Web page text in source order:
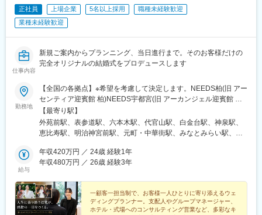
変更の範囲：会社の定める業務
ントを行います。
◆スタッフの採用・教育
各部署から状況をヒアリングし、必要に応じて採用活動を実施し
ていただきます。求人の媒体選定から取材対応まで幅広く手がけ
ます。また教育スケジュールに基づき、採用の進捗管理や育成も
担って頂きます。
◆イベントの企画や実施のサポート
アドバイスを行ないます。「キッズプロジェクト」
「FunFenFant」など結婚式だけでなく、市場のトレンドをふまえ
て自ら意見を出すことも。
◆経営企画・マーケティング
地域特性に関するマーケティング調査を行い、その特性を反映し
解し、お客様の指向性や価値観に合わせた戦略策定をすることが
重要です。
●当社の魅力
・一顧客一担当制：お客様の想いを「かたち」にする為、新規接
客から当日の進行、装飾のテーマ、料理やサービスまで1人のウェ
正社員 上場企業 5名以上採用
職種未経験歓迎
業種未経験歓迎
仕事内容
新規ご案内からプランニング、当日進行まで。そのお客様だけの
完全オリジナルの結婚式をプロデュースします
勤務地
【全国の各拠点】※希望を考慮して決定します。NEEDS柏(旧 アー
センティア迎賓館 柏)NEEDS宇都宮(旧 アーカンジェル迎賓館 宇
都宮)NEEDS仙台(旧 アーカンジェル迎賓館 仙台)NEEDS新潟(旧
アーククラブ迎賓館 新潟)NEEDS郡山(旧 アーククラブ迎賓館 郡
山)NEEDS千葉みなと(旧 ベイサイドパーク迎賓館 千葉みな
アーセンティア迎賓館 高崎)NEEDS大宮(旧 アーヴェリール迎賓館
大宮)NEEDSさいたま新都心(旧 ガーデンヒルズ迎賓館 大
(旧 アルモニービアン)NEEDS富山(旧 アーヴェリール迎賓館 富
山)NEEDS代官山(旧 アーカンジェル代官山)NEEDS麻布(旧 麻布
迎賓館)NEEDS表参道(旧 表参道TERRACE)NEEDS神宮前(旧 アル
【最寄り駅】
外苑前駅、表参道駅、六本木駅、代官山駅、白金台駅、神泉駅、
恵比寿駅、明治神宮前駅、元町・中華街駅、みなとみらい駅、京
青葉通一番町駅、井口駅(広島県)、大形駅、北柏駅、高崎問屋町
駅、肥後橋駅、八幡駅(静岡県)、静岡駅、与野駅、八事駅、姫路
鴨池駅、石橋駅(長崎県)、梅津寺駅、冷水浦駅、八王子みなみ野
駅、徳島駅、山麓駅(もいわ山)、岐阜駅、南小倉駅、熊本駅前駅、
安積永盛駅、さいたま新都心駅、南松本駅、松本駅、新横浜駅、
給与
年収420万円 ／ 24歳 経験1年
年収480万円 ／ 26歳 経験3年
一顧客一担当制で、お客様一人ひとりに寄り添えるウェ
ディングプランナー。支配人やグループマネージャー、
ホテル・式場へのコンサルティング営業など、多彩なキ